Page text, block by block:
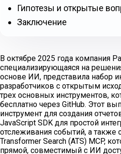
В октябре 2025 года компания
специализирующаяся на
основе ИИ, представила набор
разработчиков с открытым
трех основных инструментов,
бесплатно через GitHub. Этот
инструмент для создания
JavaScript SDK для простой
отслеживания событий, а также
Transformer Search (ATS) MCP,
прямой, совместимый с ИИ
Гипотезы и открытые
Заключение